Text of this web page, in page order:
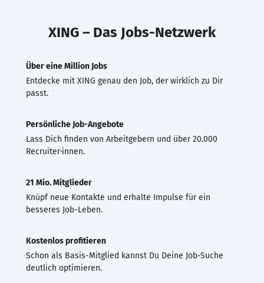
XING – Das Jobs-Netzwerk
Über eine Million Jobs
Entdecke mit XING genau den Job, der wirklich zu Dir
passt.
Persönliche Job-Angebote
Lass Dich finden von Arbeitgebern und über 20.000
Recruiter·innen.
21 Mio. Mitglieder
Knüpf neue Kontakte und erhalte Impulse für ein
besseres Job-Leben.
Kostenlos profitieren
Schon als Basis-Mitglied kannst Du Deine Job-Suche
deutlich optimieren.